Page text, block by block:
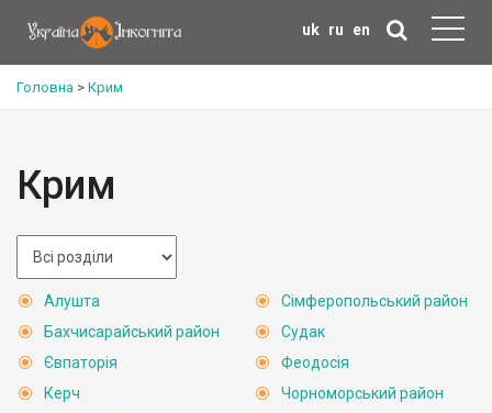
uk ru en
Головна > Крим
Крим
Алушта
Бахчисарайський район
Євпаторія
Керч
Сімферопольський район
Судак
Феодосія
Чорноморський район